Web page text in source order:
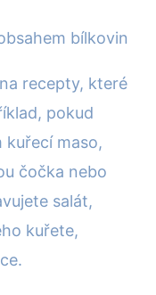
bílkovin
recepty, které
pokud
maso,
čočka nebo
salát,
kuřete,